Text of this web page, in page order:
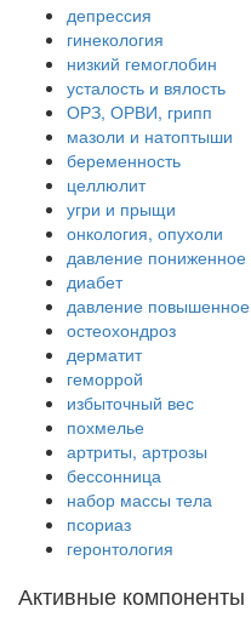
депрессия
гинекология
низкий гемоглобин
усталость и вялость
ОРЗ, ОРВИ, грипп
мазоли и натоптыши
беременность
целлюлит
угри и прыщи
онкология, опухоли
давление пониженное
диабет
давление повышенное
остеохондроз
дерматит
геморрой
избыточный вес
похмелье
артриты, артрозы
бессонница
набор массы тела
псориаз
геронтология
Активные компоненты